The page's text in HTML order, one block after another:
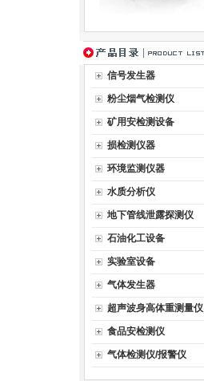
信号发生器
粉尘烟气检测仪
矿用安检测设备
损检测仪器
环境监测仪器
水质分析仪
地下管线泄露探测仪
石油化工设备
实验室设备
气体发生器
超声波身高体重测量仪
食品安检测仪
气体检测仪/报警仪